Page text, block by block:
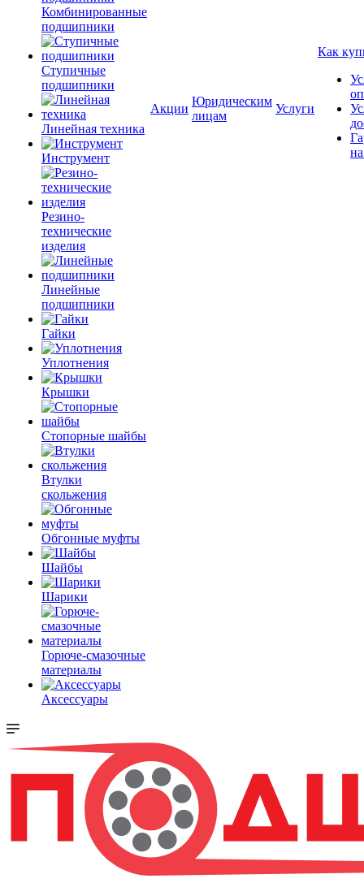
Комбинированные
подшипники
Ступичные
подшипники
Линейная техника
Инструмент
Резино-
технические
изделия
Линейные
подшипники
Гайки
Уплотнения
Крышки
Стопорные шайбы
Втулки
скольжения
Обгонные муфты
Шайбы
Шарики
Горюче-смазочные
материалы
Аксессуары
Акции
Юридическим
лицам
Услуги
Как